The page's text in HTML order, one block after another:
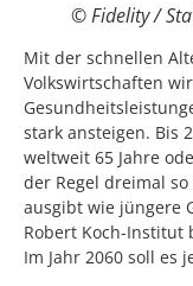
© Fidelity /
Mit der schnellen
Volkswirtschaften
stark ansteigen. Bis
weltweit 65 Jahre
der Regel dreimal
ausgibt wie jüngere
Robert Koch-Institut
Im Jahr 2060 soll es